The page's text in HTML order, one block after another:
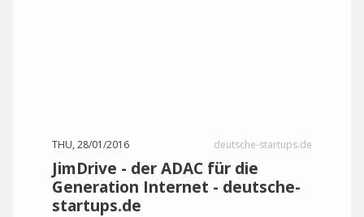
THU, 28/01/2016 deutsche-startups.de
JimDrive - der ADAC für die
Generation Internet - deutsche-
startups.de